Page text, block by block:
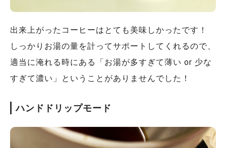
出来上がったコーヒーはとても美味しかったです！
しっかりお湯の量を計ってサポートしてくれるので、
適当に淹れる時にある「お湯が多すぎて薄い or 少な
すぎて濃い」ということがありませんでした！
ハンドドリップモード